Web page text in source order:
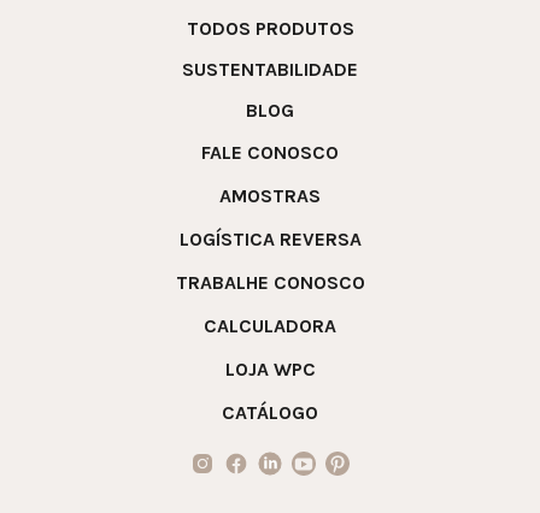
TODOS PRODUTOS
SUSTENTABILIDADE
BLOG
FALE CONOSCO
AMOSTRAS
LOGÍSTICA REVERSA
TRABALHE CONOSCO
CALCULADORA
LOJA WPC
CATÁLOGO